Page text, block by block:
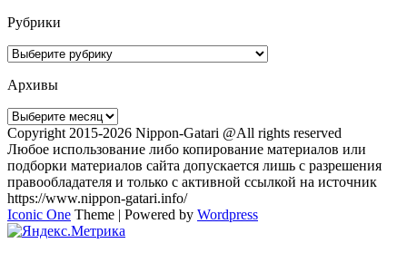
Рубрики
Рубрики
Архивы
Архивы
Copyright 2015-2026 Nippon-Gatari @All rights reserved
Любое использование либо копирование материалов или
подборки материалов сайта допускается лишь с разрешения
правообладателя и только с активной ссылкой на источник
https://www.nippon-gatari.info/
Iconic One Theme | Powered by Wordpress